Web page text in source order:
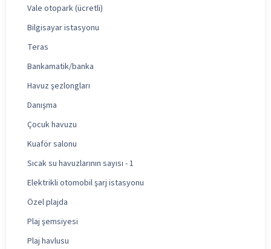
Vale otopark (ücretli)
Bilgisayar istasyonu
Teras
Bankamatik/banka
Havuz şezlongları
Danışma
Çocuk havuzu
Kuaför salonu
Sıcak su havuzlarının sayısı - 1
Elektrikli otomobil şarj istasyonu
Özel plajda
Plaj şemsiyesi
Plaj havlusu